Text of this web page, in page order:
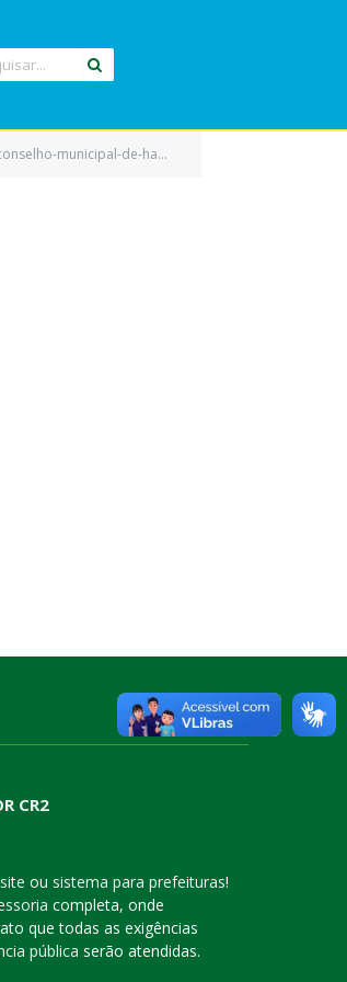
da-outras-providencias-0672595001612680631
CR2
ou sistema para prefeituras!
completa, onde
que todas as exigências
pública serão atendidas.